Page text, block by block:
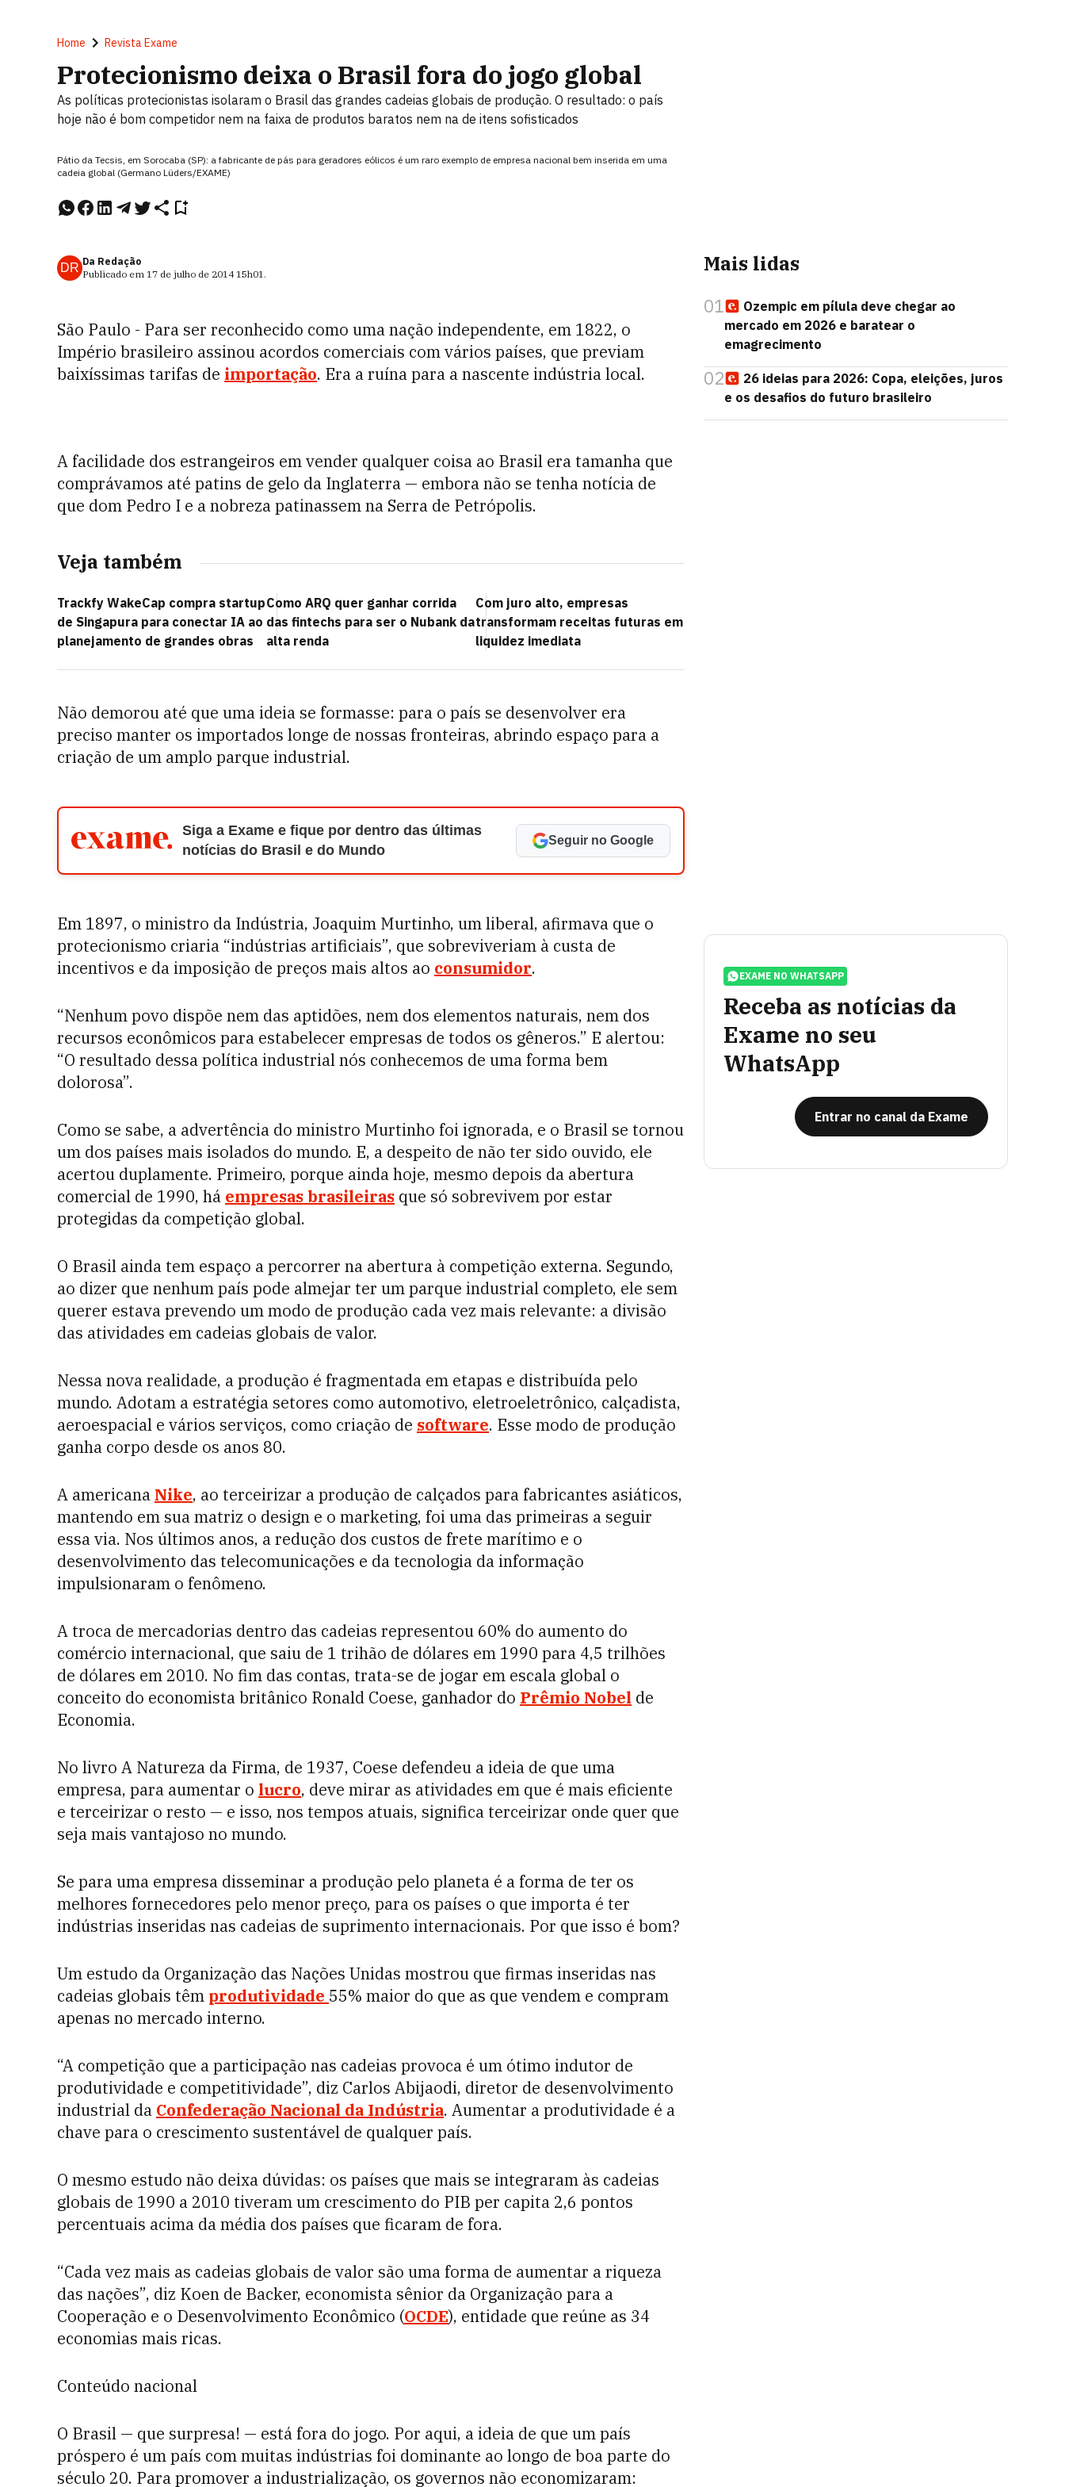
Home Revista Exame
Protecionismo deixa o Brasil fora do jogo global
As políticas protecionistas isolaram o Brasil das grandes cadeias globais de produção. O resultado: o país
hoje não é bom competidor nem na faixa de produtos baratos nem na de itens sofisticados
Pátio da Tecsis, em Sorocaba (SP): a fabricante de pás para geradores eólicos é um raro exemplo de empresa nacional bem inserida em uma
cadeia global (Germano Lüders/EXAME)
DR Da Redação
Publicado em 17 de julho de 2014 15h01.
São Paulo - Para ser reconhecido como uma nação independente, em 1822, o
Império brasileiro assinou acordos comerciais com vários países, que previam
baixíssimas tarifas de importação. Era a ruína para a nascente indústria local.
A facilidade dos estrangeiros em vender qualquer coisa ao Brasil era tamanha que
comprávamos até patins de gelo da Inglaterra — embora não se tenha notícia de
que dom Pedro I e a nobreza patinassem na Serra de Petrópolis.
Veja também
Trackfy WakeCap compra startup
de Singapura para conectar IA ao
planejamento de grandes obras
Como ARQ quer ganhar corrida
das fintechs para ser o Nubank da
alta renda
Com juro alto, empresas
transformam receitas futuras em
liquidez imediata
Não demorou até que uma ideia se formasse: para o ­país se desenvolver era
preciso manter os importados longe de nossas fronteiras, abrindo espaço para a
criação de um amplo parque industrial.
Siga a Exame e fique por dentro das últimas
notícias do Brasil e do Mundo
Seguir no Google
Em 1897, o ministro da Indústria, Joaquim Murtinho, um liberal, afirmava que o
protecionismo criaria “indústrias artificiais”, que sobreviveriam à custa de
incentivos e da imposição de preços mais altos ao consumidor.
“Nenhum povo dispõe nem das aptidões, nem dos elementos naturais, nem dos
recursos econômicos para estabelecer empresas de todos os gêneros.” E alertou:
“O resultado dessa política industrial nós conhecemos de uma forma bem
dolorosa”.
Como se sabe, a advertência do ministro Murtinho foi ignorada, e o Brasil se tornou
um dos países mais isolados do mundo. E, a despeito de não ter sido ouvido, ele
acertou duplamente. Primeiro, porque ainda hoje, mesmo depois da abertura
comercial de 1990, há empresas brasileiras que só sobrevivem por estar
protegidas da competição global.
O Brasil ainda tem espaço a percorrer na abertura à competição externa. Segundo,
ao dizer que nenhum país pode almejar ter um parque industrial completo, ele sem
querer estava prevendo um modo de produção cada vez mais relevante: a divisão
das atividades em cadeias globais de valor.
Nessa nova realidade, a produção é fragmentada em etapas e distribuída pelo
mundo. Adotam a estratégia setores como automotivo, eletroeletrônico, calçadista,
aeroespacial e vários serviços, como criação de software. Esse modo de produção
ganha corpo desde os anos 80.
A americana Nike, ao terceirizar a produção de calçados para fabricantes asiáticos,
mantendo em sua matriz o design e o marketing, foi uma das primeiras a seguir
essa via. Nos últimos anos, a redução dos custos de frete marítimo e o
desenvolvimento das telecomunicações e da tecnologia da informação
impulsionaram o fenômeno.
A troca de mercadorias dentro das cadeias representou 60% do aumento do
comércio internacional, que saiu de 1 trihão de dólares em 1990 para 4,5 trilhões
de dólares em 2010. No fim das contas, trata-se de jogar em escala global o
conceito do economista britânico ­Ronald Coese, ganhador do Prêmio Nobel de
Economia.
No livro A Natureza da Firma, de 1937, Coese defendeu a ideia de que uma
empresa, para aumentar o lucro, deve mirar as atividades em que é mais eficiente
e terceirizar o resto — e isso, nos tempos atuais, significa terceirizar onde quer que
seja mais vantajoso no mundo.
Se para uma empresa disseminar a produção pelo planeta é a forma de ter os
melhores fornecedores pelo menor preço, para os países o que importa é ter
indústrias inseridas nas cadeias de suprimento internacionais. Por que isso é bom?
Um estudo da Organização das Nações Unidas mostrou que firmas inseridas nas
cadeias globais têm produtividade 55% maior do que as que vendem e compram
apenas no mercado interno.
“A competição que a participação nas cadeias provoca é um ótimo indutor de
produtividade e competitividade”, diz Carlos Abijaodi, diretor de desenvolvimento
industrial da Confederação Nacional da Indústria. Aumentar a produtividade é a
chave para o crescimento sustentável de qualquer país.
O mesmo estudo não deixa dúvidas: os países que mais se integraram às cadeias
globais de 1990 a 2010 tiveram um crescimento do PIB per capita 2,6 pontos
percentuais acima da média dos países que ficaram de fora.
“Cada vez mais as cadeias globais de valor são uma forma de aumentar a riqueza
das nações”, diz Koen de Backer, economista sênior da Organização para a
Cooperação e o Desenvolvimento Econômico (OCDE), entidade que reúne as 34
economias mais ricas.
Conteúdo nacional
O Brasil — que surpresa! — está fora do jogo. Por aqui, a ideia de que um país
próspero é um país com muitas indústrias foi dominante ao longo de boa parte do
século 20. Para promover a industrialização, os governos não economizaram:
Mais lidas
01
Ozempic em pílula deve chegar ao
mercado em 2026 e baratear o
emagrecimento
02
26 ideias para 2026: Copa, eleições, juros
e os desafios do futuro brasileiro
EXAME NO WHATSAPP
Receba as notícias da
Exame no seu
WhatsApp
Entrar no canal da Exame